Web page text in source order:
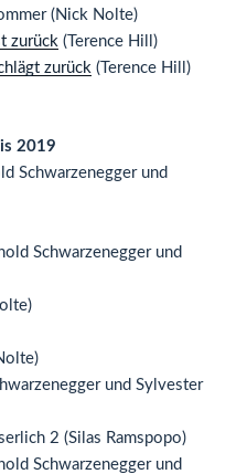
(Nick Nolte)
zurück (Terence Hill)
zurück (Terence Hill)
2019
Schwarzenegger und
Schwarzenegger und
und Sylvester
2 (Silas Ramspopo)
Schwarzenegger und